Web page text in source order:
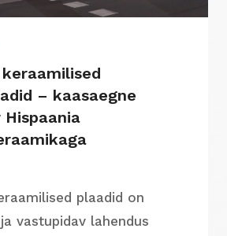
– kaasaegne
plaadid on
vastupidav lahendus